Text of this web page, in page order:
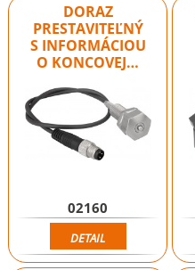
DORAZ
PRESTAVITEĽNÝ
S INFORMÁCIOU
O KONCOVEJ…
02160
DETAIL